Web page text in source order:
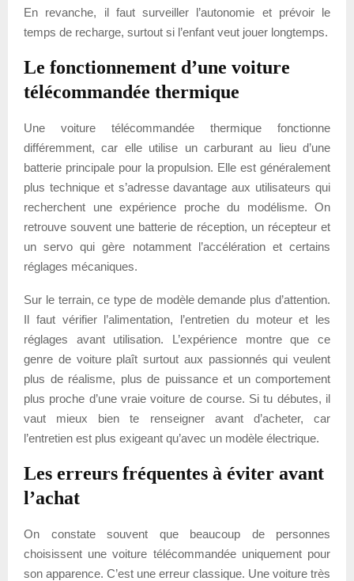
En revanche, il faut surveiller l’autonomie et prévoir le
temps de recharge, surtout si l’enfant veut jouer longtemps.
Le fonctionnement d’une voiture
télécommandée thermique
Une voiture télécommandée thermique fonctionne
différemment, car elle utilise un carburant au lieu d’une
batterie principale pour la propulsion. Elle est généralement
plus technique et s’adresse davantage aux utilisateurs qui
recherchent une expérience proche du modélisme. On
retrouve souvent une batterie de réception, un récepteur et
un servo qui gère notamment l’accélération et certains
réglages mécaniques.
Sur le terrain, ce type de modèle demande plus d’attention.
Il faut vérifier l’alimentation, l’entretien du moteur et les
réglages avant utilisation. L’expérience montre que ce
genre de voiture plaît surtout aux passionnés qui veulent
plus de réalisme, plus de puissance et un comportement
plus proche d’une vraie voiture de course. Si tu débutes, il
vaut mieux bien te renseigner avant d’acheter, car
l’entretien est plus exigeant qu’avec un modèle électrique.
Les erreurs fréquentes à éviter avant
l’achat
On constate souvent que beaucoup de personnes
choisissent une voiture télécommandée uniquement pour
son apparence. C’est une erreur classique. Une voiture très